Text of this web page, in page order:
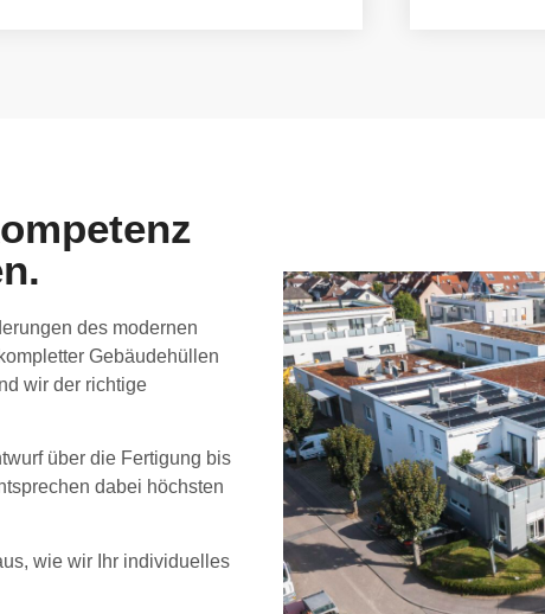
des modernen
Gebäudehüllen
wir der richtige
über die Fertigung bis
dabei höchsten
wie wir Ihr individuelles